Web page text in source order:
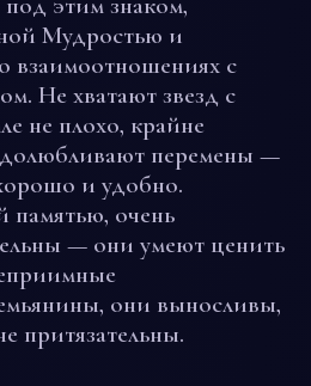
Мудростью и
взаимоотношениях с
Не хватают звезд с
не плохо, крайне
перемены —
и удобно.
очень
— они умеют ценить
они выносливы,
притязательны.